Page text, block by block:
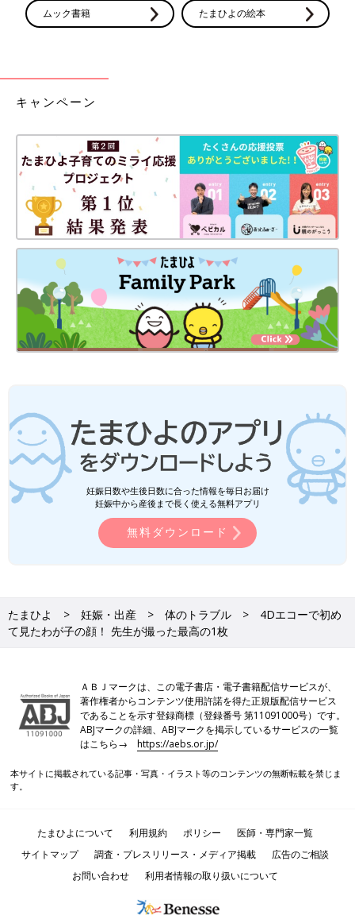
ムック書籍 たまひよの絵本
キャンペーン
妊娠日数や生後日数に合った情報を毎日お届け
妊娠中から産後まで長く使える無料アプリ
無料ダウンロード
たまひよ 妊娠・出産 体のトラブル
4Dエコーで初め
て見たわが子の顔！ 先生が撮った最高の1枚
ＡＢＪマークは、この電子書店・電子書籍配信サービスが、
著作権者からコンテンツ使用許諾を得た正規版配信サービス
であることを示す登録商標（登録番号 第11091000号）です。
ABJマークの詳細、ABJマークを掲示しているサービスの一覧
はこちら→https://aebs.or.jp/
本サイトに掲載されている記事・写真・イラスト等のコンテンツの無断転載を禁じま
す。
たまひよについて 利用規約 ポリシー
医師・専門家一覧
サイトマップ
調査・プレスリリース・メディア掲載
広告のご相談
お問い合わせ
利用者情報の取り扱いについて